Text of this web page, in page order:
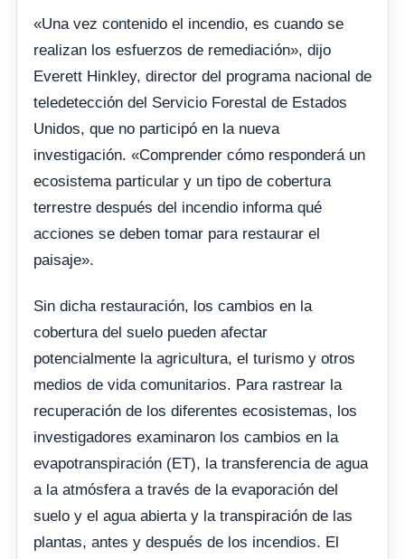
«Una vez contenido el incendio, es cuando se
realizan los esfuerzos de remediación», dijo
Everett Hinkley, director del programa nacional de
teledetección del Servicio Forestal de Estados
Unidos, que no participó en la nueva
investigación. «Comprender cómo responderá un
ecosistema particular y un tipo de cobertura
terrestre después del incendio informa qué
acciones se deben tomar para restaurar el
paisaje».
Sin dicha restauración, los cambios en la
cobertura del suelo pueden afectar
potencialmente la agricultura, el turismo y otros
medios de vida comunitarios. Para rastrear la
recuperación de los diferentes ecosistemas, los
investigadores examinaron los cambios en la
evapotranspiración (ET), la transferencia de agua
a la atmósfera a través de la evaporación del
suelo y el agua abierta y la transpiración de las
plantas, antes y después de los incendios. El